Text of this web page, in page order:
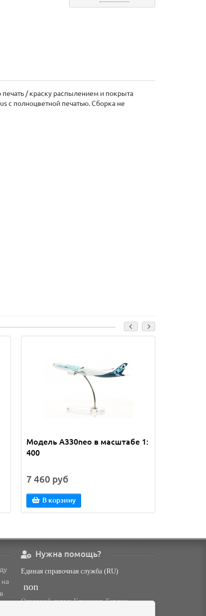
/ краску распылением и покрыта
с полноцветной печатью. Сборка не
Модель A330neo в масштабе 1:
400
7 460 руб
В корзину
Нужна помощь?
Единая справочная служба (RU)
non
Основной склад: Германия, Берлин